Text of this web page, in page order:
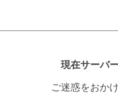
現在サーバ
ご迷惑をおか